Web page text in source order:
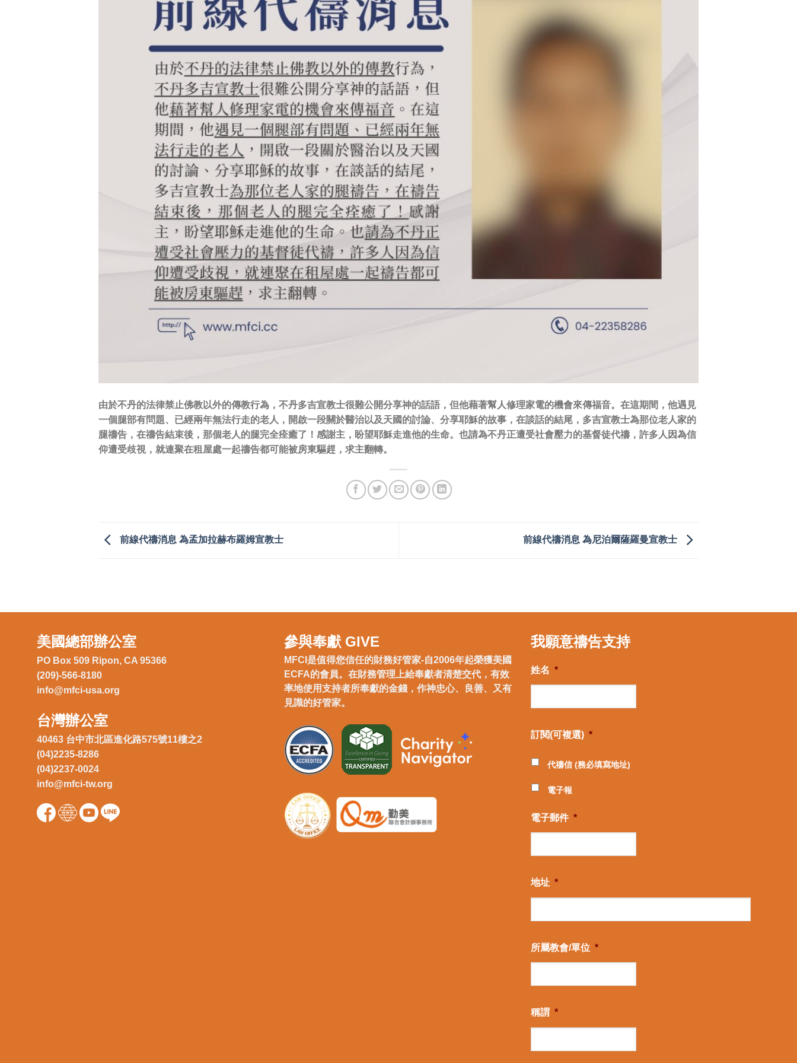
由於不丹的法律禁止佛教以外的傳教行為，不丹多吉宣教士很難公開分享神的話語，但他藉著幫人修理家電的機會來傳福音。在這期間，他遇見
一個腿部有問題、已經兩年無法行走的老人，開啟一段關於醫治以及天國的討論、分享耶穌的故事，在談話的結尾，多吉宣教士為那位老人家的
腿禱告，在禱告結束後，那個老人的腿完全痊癒了！感謝主，盼望耶穌走進他的生命。也請為不丹正遭受社會壓力的基督徒代禱，許多人因為信
仰遭受歧視，就連聚在租屋處一起禱告都可能被房東驅趕，求主翻轉。
前線代禱消息 為孟加拉赫布羅姆宣教士 前線代禱消息 為尼泊爾薩羅曼宣教士
美國總部辦公室
PO Box 509 Ripon, CA 95366
(209)-566-8180
info@mfci-usa.org
台灣辦公室
40463 台中市北區進化路575號11樓之2
(04)2235-8286
(04)2237-0024
info@mfci-tw.org
參與奉獻 GIVE
MFCI是值得您信任的財務好管家-自2006年起榮獲美國
ECFA的會員。在財務管理上給奉獻者清楚交代，有效
率地使用支持者所奉獻的金錢，作神忠心、良善、又有
見識的好管家。
我願意禱告支持
姓名 *
訂閱(可複選) *
代禱信 (務必填寫地址)
電子報
電子郵件 *
地址 *
所屬教會/單位 *
稱謂 *